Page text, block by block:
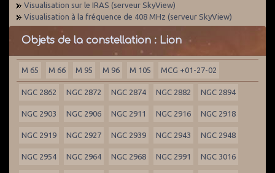
Visualisation sur le IRAS (serveur SkyView)
Visualisation à la fréquence de 408 MHz (serveur SkyView)
Objets de la constellation : Lion
M 65 M 66 M 95 M 96 M 105 MCG +01-27-02
NGC 2862 NGC 2872 NGC 2874 NGC 2882 NGC 2894
NGC 2903 NGC 2906 NGC 2911 NGC 2916 NGC 2918
NGC 2919 NGC 2927 NGC 2939 NGC 2943 NGC 2948
NGC 2954 NGC 2964 NGC 2968 NGC 2991 NGC 3016